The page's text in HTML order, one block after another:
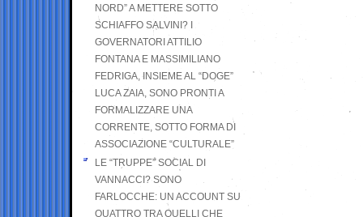
NORD” A METTERE SOTTO
SCHIAFFO SALVINI? I
GOVERNATORI ATTILIO
FONTANA E MASSIMILIANO
FEDRIGA, INSIEME AL “DOGE”
LUCA ZAIA, SONO PRONTI A
FORMALIZZARE UNA
CORRENTE, SOTTO FORMA DI
ASSOCIAZIONE “CULTURALE”
LE “TRUPPE” SOCIAL DI
VANNACCI? SONO
FARLOCCHE: UN ACCOUNT SU
QUATTRO TRA QUELLI CHE